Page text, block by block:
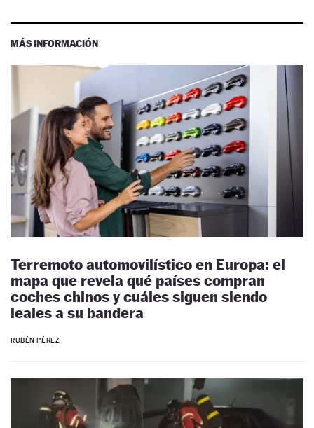
MÁS INFORMACIÓN
Terremoto automovilístico en Europa: el
mapa que revela qué países compran
coches chinos y cuáles siguen siendo
leales a su bandera
RUBÉN PÉREZ